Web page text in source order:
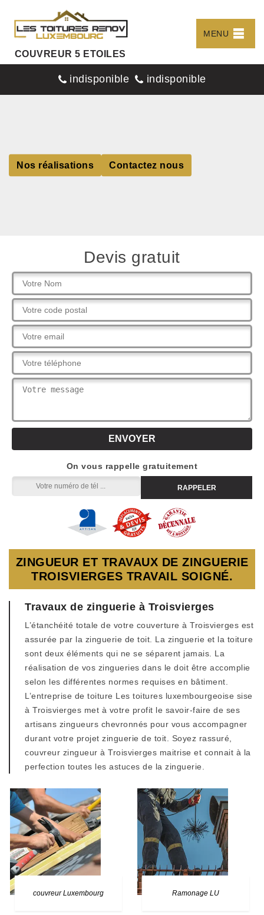
COUVREUR 5 ETOILES
MENU
indisponible indisponible
Nos réalisations Contactez nous
Devis gratuit
On vous rappelle gratuitement
ZINGUEUR ET TRAVAUX DE ZINGUERIE
TROISVIERGES TRAVAIL SOIGNÉ.
Travaux de zinguerie à Troisvierges
L’étanchéité totale de votre couverture à Troisvierges est
assurée par la zinguerie de toit. La zinguerie et la toiture
sont deux éléments qui ne se séparent jamais. La
réalisation de vos zingueries dans le doit être accomplie
selon les différentes normes requises en bâtiment.
L’entreprise de toiture Les toitures luxembourgeoise sise
à Troisvierges met à votre profit le savoir-faire de ses
artisans zingueurs chevronnés pour vous accompagner
durant votre projet zinguerie de toit. Soyez rassuré,
couvreur zingueur à Troisvierges maitrise et connait à la
perfection toutes les astuces de la zinguerie.
couvreur Luxembourg Ramonage LU